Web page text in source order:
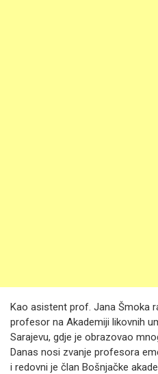
Kao asistent prof. Jana Šmoka
profesor na Akademiji likovnih
Sarajevu, gdje je obrazovao
Danas nosi zvanje profesora
i redovni je član Bošnjačke